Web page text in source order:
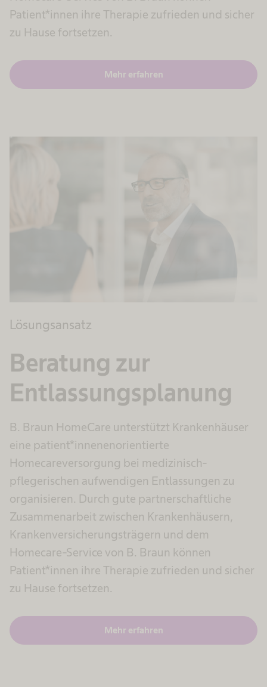
Patient*innen ihre Therapie zufrieden und sicher
zu Hause fortsetzen.
Mehr erfahren
Lösungsansatz
Beratung zur
Entlassungsplanung
B. Braun HomeCare unterstützt Krankenhäuser
eine patient*innenenorientierte
Homecareversorgung bei medizinisch-
pflegerischen aufwendigen Entlassungen zu
organisieren. Durch gute partnerschaftliche
Zusammenarbeit zwischen Krankenhäusern,
Krankenversicherungsträgern und dem
Homecare-Service von B. Braun können
Patient*innen ihre Therapie zufrieden und sicher
zu Hause fortsetzen.
Mehr erfahren